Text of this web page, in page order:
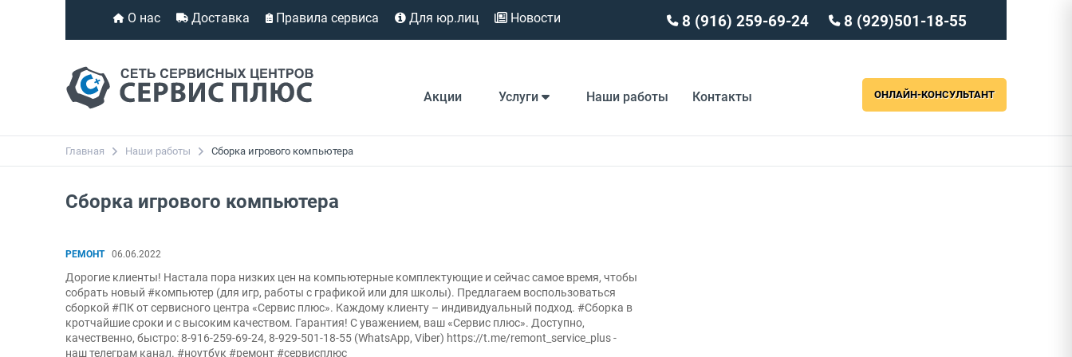
О нас Доставка Правила сервиса Для юр.лиц Новости 8 (916) 259-69-24 8 (929)501-18-55
Акции Услуги Наши работы Контакты ОНЛАЙН-КОНСУЛЬТАНТ
Главная Наши работы Сборка игрового компьютера
Сборка игрового компьютера
РЕМОНТ 06.06.2022
Дорогие клиенты! Настала пора низких цен на компьютерные комплектующие и сейчас самое время, чтобы
собрать новый #компьютер (для игр, работы с графикой или для школы). Предлагаем воспользоваться
сборкой #ПК от сервисного центра «Сервис плюс». Каждому клиенту – индивидуальный подход. #Сборка в
кротчайшие сроки и с высоким качеством. Гарантия! С уважением, ваш «Сервис плюс». Доступно,
качественно, быстро: 8-916-259-69-24, 8-929-501-18-55 (WhatsApp, Viber) https://t.me/remont_service_plus -
наш телеграм канал. #ноутбук #ремонт #сервисплюс